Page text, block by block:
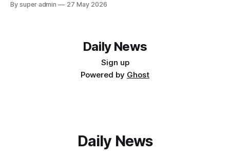
hasta las fluctuaciones en el sector minorista, cada aspecto
consecuencias. Efectos del
By super admin 27 May 2026
Daily News
Sign up
Powered by Ghost
Daily News